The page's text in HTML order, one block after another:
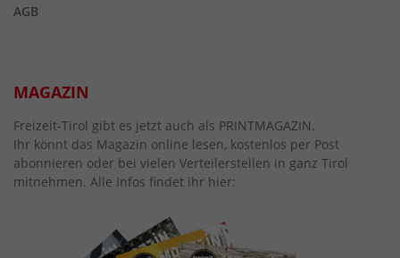
AGB
MAGAZIN
Freizeit-Tirol gibt es jetzt auch als PRINTMAGAZIN.
Ihr könnt das Magazin online lesen, kostenlos per Post
abonnieren oder bei vielen Verteilerstellen in ganz Tirol
mitnehmen. Alle Infos findet ihr hier: